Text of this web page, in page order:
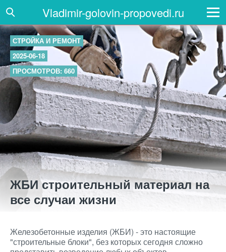
Vladimir-golovin-propovedi.ru
СТРОЙКА И РЕМОНТ
2025-06-18
ПРОСМОТРОВ: 660
ЖБИ строительный материал на
все случаи жизни
Железобетонные изделия (ЖБИ) - это настоящие
"строительные блоки", без которых сегодня сложно